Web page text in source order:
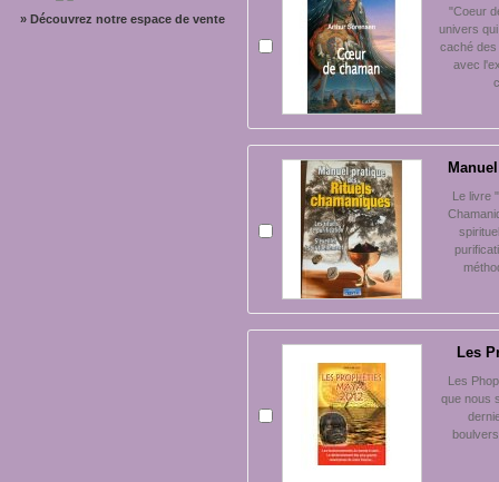
» Découvrez notre espace de vente
"Coeur
univers
caché des
avec
Le livre
Les
Les
que nous